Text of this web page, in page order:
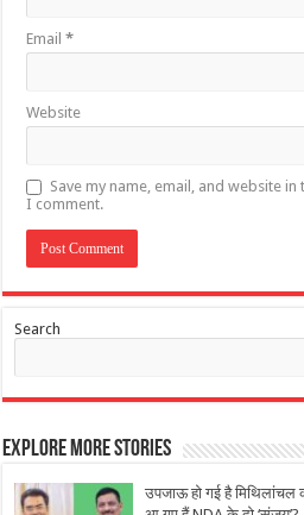
Email*
Website
Save my name, email, and website
I comment.
Search
Explore More Stories
उपजाऊ हो गई है मिथिलांचल